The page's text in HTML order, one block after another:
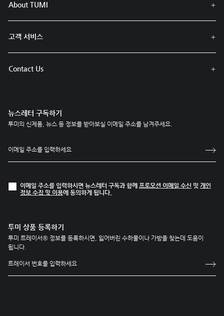
About TUMI
고객 서비스
Contact Us
뉴스레터 구독하기
투미의 신제품, 뉴스 등 정보를 받아보실 이메일 주소를 남겨주세요.
이메일 주소를 입력하시면 뉴스레터 구독과 함께 프로모션 이메일 수신 및 개인
정보 수집 및 이용에 동의하게 됩니다.
투미 상품 등록하기
투미 트레이서® 정보를 등록하시면, 잃어버린 수하물이나 가방을 찾는데 도움이
됩니다.